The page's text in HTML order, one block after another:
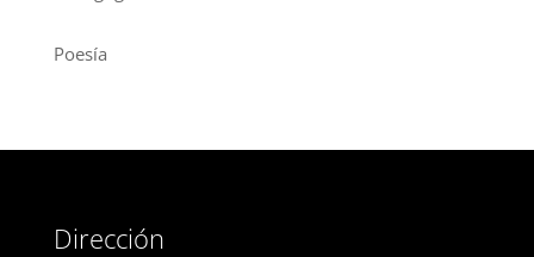
Poesía
Dirección